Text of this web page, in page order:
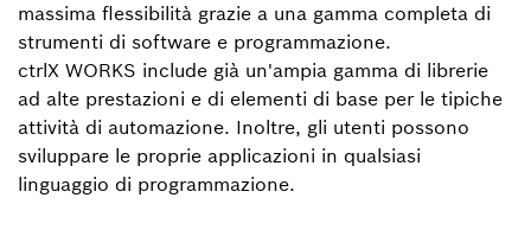
massima flessibilità grazie a una gamma completa di
strumenti di software e programmazione.
ctrlX WORKS include già un'ampia gamma di librerie
ad alte prestazioni e di elementi di base per le tipiche
attività di automazione. Inoltre, gli utenti possono
sviluppare le proprie applicazioni in qualsiasi
linguaggio di programmazione.